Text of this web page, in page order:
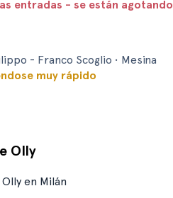
entradas - se están agotando
- Franco Scoglio • Mesina
muy rápido
Olly
Olly en Milán